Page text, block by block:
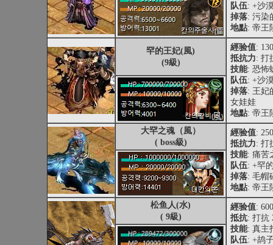
队伍: +沙
掉落: 污染
地點: 帝王
罕的王妃(風)
(9級)
經验值:
抵抗力: 打
技能: 恐怖
队伍: +沙
掉落: 王妃
女娃娃
地點: 帝王
大罕之魂（風）
( boss級)
經验值:
抵抗力: 打
技能: 痛苦
队伍: +罕
掉落: 毛帽
地點: 帝王
松鱼人(水)
( 9級)
經验值:
抵抗: 打抗
技能: 真主
队伍: +鸪